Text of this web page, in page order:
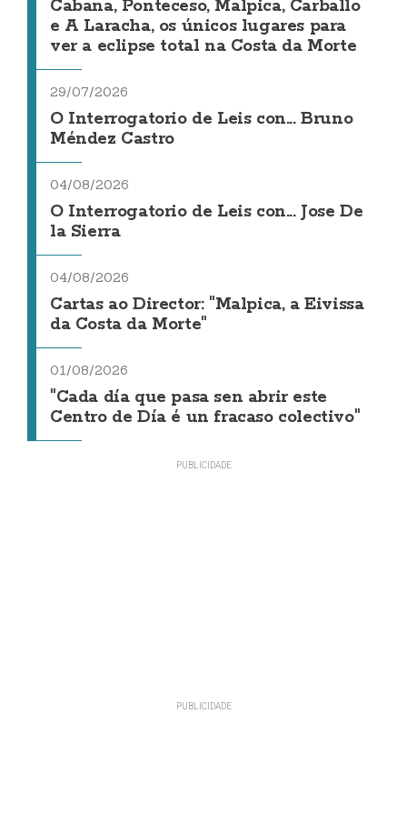
Cabana, Ponteceso, Malpica, Carballo
e A Laracha, os únicos lugares para
ver a eclipse total na Costa da Morte
29/07/2026
O Interrogatorio de Leis con... Bruno
Méndez Castro
04/08/2026
O Interrogatorio de Leis con... Jose De
la Sierra
04/08/2026
Cartas ao Director: "Malpica, a Eivissa
da Costa da Morte"
01/08/2026
"Cada día que pasa sen abrir este
Centro de Día é un fracaso colectivo"